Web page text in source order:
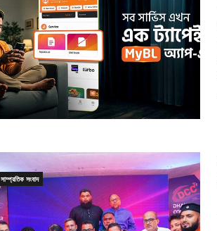
সাম্প্রতিক সংবাদ